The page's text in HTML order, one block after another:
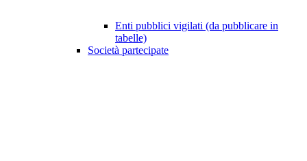
Enti pubblici vigilati (da pubblicare in
tabelle)
Società partecipate